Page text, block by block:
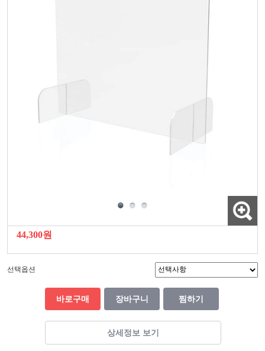
44,300원
선택옵션
바로구매 장바구니 찜하기
상세정보 보기